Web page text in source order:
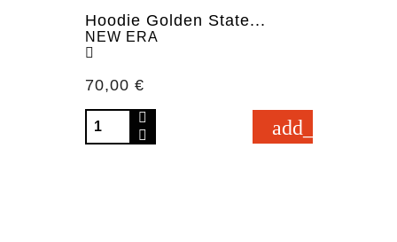
Hoodie Golden State...
NEW ERA
Prezzo
70,00 €